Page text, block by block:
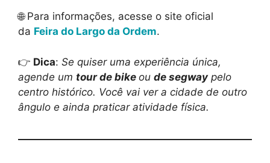
🌐 Para informações, acesse o site oficial
da Feira do Largo da Ordem.
👉 Dica: Se quiser uma experiência única,
agende um tour de bike ou de segwaypelo
centro histórico. Você vai ver a cidade de outro
ângulo e ainda praticar atividade física.